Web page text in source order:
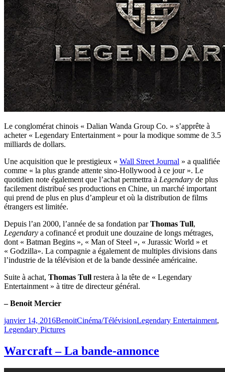
Le conglomérat chinois « Dalian Wanda Group Co. » s’apprête à
acheter « Legendary Entertainment » pour la modique somme de 3.5
milliards de dollars.
Une acquisition que le prestigieux « Wall Street Journal » a qualifiée
comme « la plus grande attente sino-Hollywood à ce jour ». Le
quotidien note également que l’achat permettra à Legendary de plus
facilement distribué ses productions en Chine, un marché important
qui prend de plus en plus d’ampleur et où la distribution de films
étrangers est limitée.
Depuis l’an 2000, l’année de sa fondation parThomas Tull,
Legendary a cofinancé et produit une douzaine de longs métrages,
dont « Batman Begins », « Man of Steel », « Jurassic World » et
« Godzilla». La compagnie a également de multiples divisions dans
l’industrie de la télévision et de la bande dessinée américaine.
Suite à achat, Thomas Tull restera à la tête de « Legendary
Entertainment » à titre de directeur général.
– Benoit Mercier
Publié
le
janvier 14, 2016BenoitCatégories
Cinéma/TélévisionÉtiquettes
Legendary Entertainment,
Legendary Pictures
Warcraft – La bande-annonce